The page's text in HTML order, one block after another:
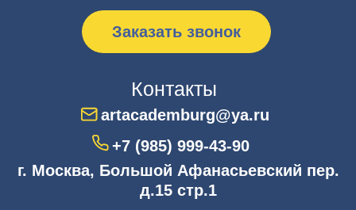
Публичная оферта
Политика конфиденциальности